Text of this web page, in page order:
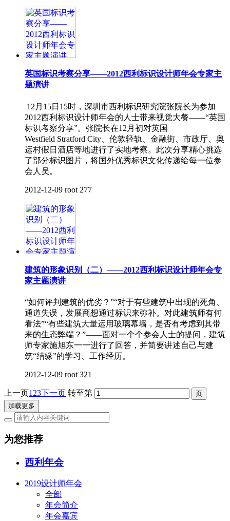
英国标识考察分享——2012西利标识设计师年会专家主
题演讲
12月15日15时，深圳市西利标识研究院张院长为参加
2012西利标识设计师年会的人士带来视觉大餐——“英国
标识考察分享”。张院长在12月初对英国
Westfield Stratford City、伦敦轻轨、金融街、市政厅、奥
运村假日酒店等地进行了实地考察。此次分享精心挑选
了部分标识图片，将国外优秀标识文化传递给每一位参
会人员。
2012-12-09 root 277
建筑的形象识别（二）——2012西利标识设计师年会专
家主题演讲
“如何评判建筑的优劣？”“对于有些建筑中出现的死角、
通道失误，发展商想通过标识来弥补。对此建筑师有何
看法”“有些建筑大量运用玻璃幕墙，是否有考虑到其带
来的生态弊端？”——面对一个个参会人士的提问，建筑
师专家施旭东一一进行了回答，并简要讲述自己与建
筑“结缘”的学习、工作经历。
2012-12-09 root 321
上一页1 23下一页 转至第
加载更多
为您推荐
西利年会
2019设计师年会
全部
年会简介
年会嘉宾